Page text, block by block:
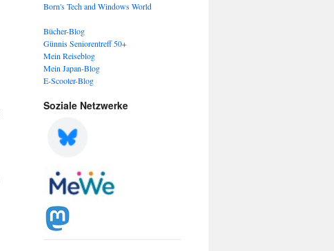
Born's Tech and Windows World
Bücher-Blog
Günnis Seniorentreff 50+
Mein Reiseblog
Mein Japan-Blog
E-Scooter-Blog
Soziale Netzwerke